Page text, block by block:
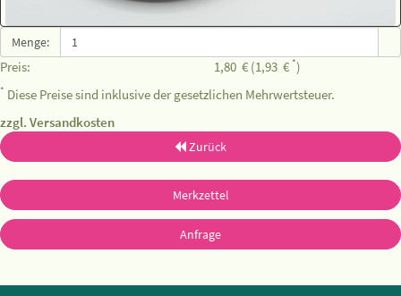
Menge:
Preis: 1,80 € (1,93 € *)
* Diese Preise sind inklusive der gesetzlichen Mehrwertsteuer.
zzgl. Versandkosten
Zurück
Merkzettel
Anfrage